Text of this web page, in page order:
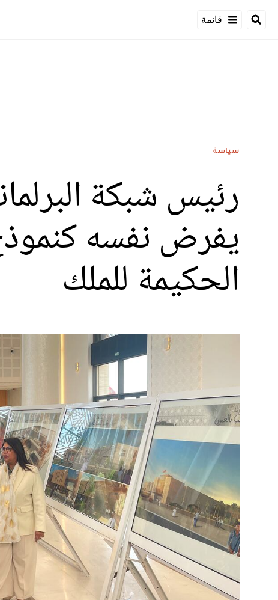
قائمة
سياسة
رئيس شبكة
يفرض نفسه كنموذج
الحكيمة للملك